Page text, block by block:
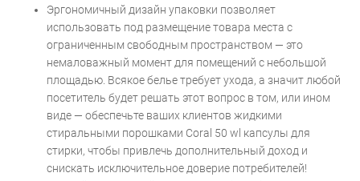
Эргономичный дизайн упаковки позволяет
использовать под размещение товара места с
ограниченным свободным пространством — это
немаловажный момент для помещений с небольшой
площадью. Всякое белье требует ухода, а значит любой
посетитель будет решать этот вопрос в том, или ином
виде — обеспечьте ваших клиентов жидкими
стиральными порошками Coral 50 wl капсулы для
стирки, чтобы привлечь дополнительный доход и
снискать исключительное доверие потребителей!